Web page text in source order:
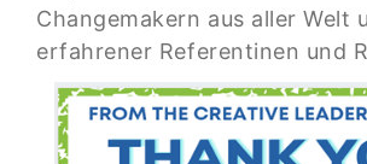
Changemakern aus aller Welt
erfahrener Referentinen und